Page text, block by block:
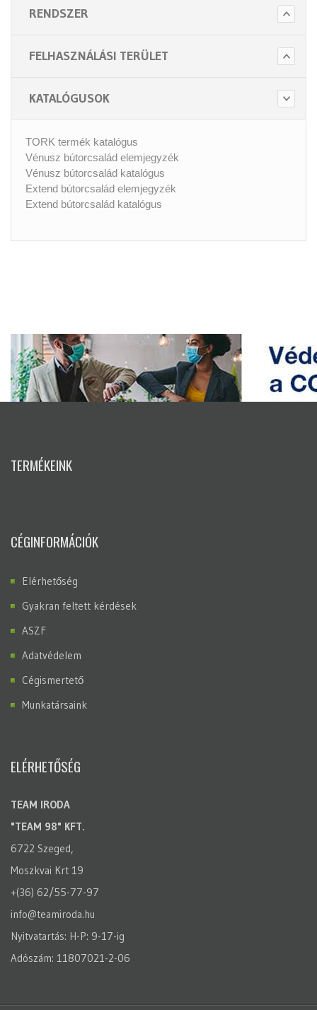
RENDSZER
FELHASZNÁLÁSI TERÜLET
KATALÓGUSOK
TORK termék katalógus
Vénusz bútorcsalád elemjegyzék
Vénusz bútorcsalád katalógus
Extend bútorcsalád elemjegyzék
Extend bútorcsalád katalógus
TERMÉKEINK
CÉGINFORMÁCIÓK
Elérhetőség
Gyakran feltett kérdések
ASZF
Adatvédelem
Cégismertető
Munkatársaink
ELÉRHETŐSÉG
TEAM IRODA
"TEAM 98" KFT.
6722 Szeged,
Moszkvai Krt 19
+(36) 62/55-77-97
info@teamiroda.hu
Nyitvatartás: H-P: 9-17-ig
Adószám: 11807021-2-06